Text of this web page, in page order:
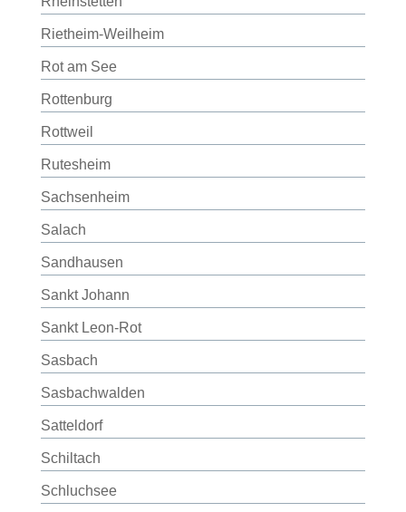
Rietheim-Weilheim
Rot am See
Rottenburg
Rottweil
Rutesheim
Sachsenheim
Salach
Sandhausen
Sankt Johann
Sankt Leon-Rot
Sasbach
Sasbachwalden
Satteldorf
Schiltach
Schluchsee